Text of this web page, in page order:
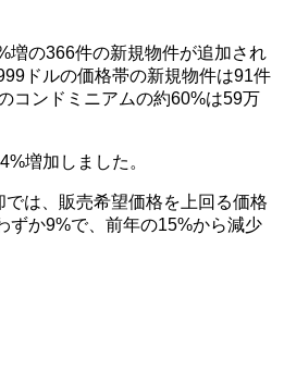
増の366件の新規物件が追加され
ドルの価格帯の新規物件は91件
コンドミニアムの約60%は59万
増加しました。
は、販売希望価格を上回る価格
ずか9%で、前年の15%から減少